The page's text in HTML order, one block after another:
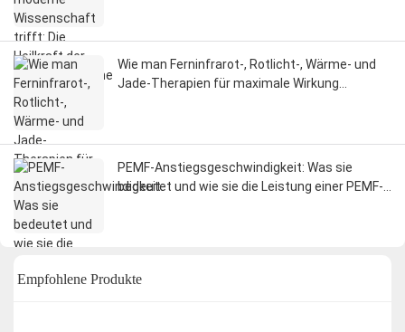
Wie man Ferninfrarot-, Rotlicht-, Wärme- und
Jade-Therapien für maximale Wirkung
PEMF-Anstiegsgeschwindigkeit: Was sie
bedeutet und wie sie die Leistung einer PEMF-
Empfohlene Produkte